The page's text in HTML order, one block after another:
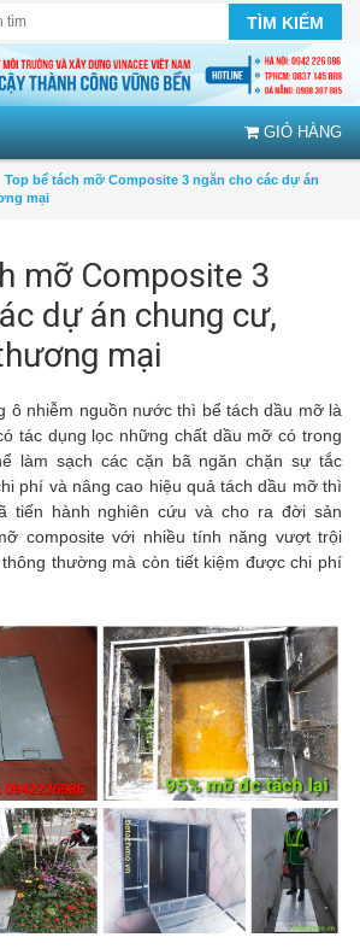
TÌM KIẾM
GIỎ HÀNG
Top bể tách mỡ Composite 3 ngăn cho các dự án
mại
mỡ Composite 3
dự án chung cư,
mại
ô nhiễm nguồn nước thì bể tách dầu mỡ là
tác dụng lọc những chất dầu mỡ có trong
làm sạch các cặn bã ngăn chặn sự tắc
phí và nâng cao hiệu quả tách dầu mỡ thì
tiến hành nghiên cứu và cho ra đời sản
composite với nhiều tính năng vượt trội
thường mà còn tiết kiệm được chi phí